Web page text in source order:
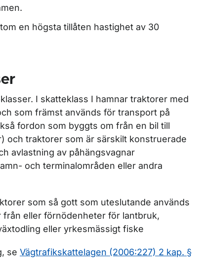
en högsta tillåten hastighet av 30
I skatteklass I hamnar traktorer med
som främst används för transport på
fordon som byggts om från en bil till
och traktorer som är särskilt konstruerade
avlastning av påhängsvagnar
och terminalområden eller andra
som så gott som uteslutande används
eller förnödenheter för lantbruk,
eller yrkesmässigt fiske
se Vägtrafikskattelagen (2006:227) 2 kap. §